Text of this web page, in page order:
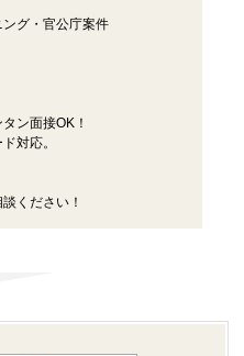
グ・官公庁案件
ン面接OK！
対応。
ください！